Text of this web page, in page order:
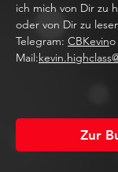
ich mich von Dir zu
oder von Dir zu
Telegram: CBKevino
Mail:
Zur